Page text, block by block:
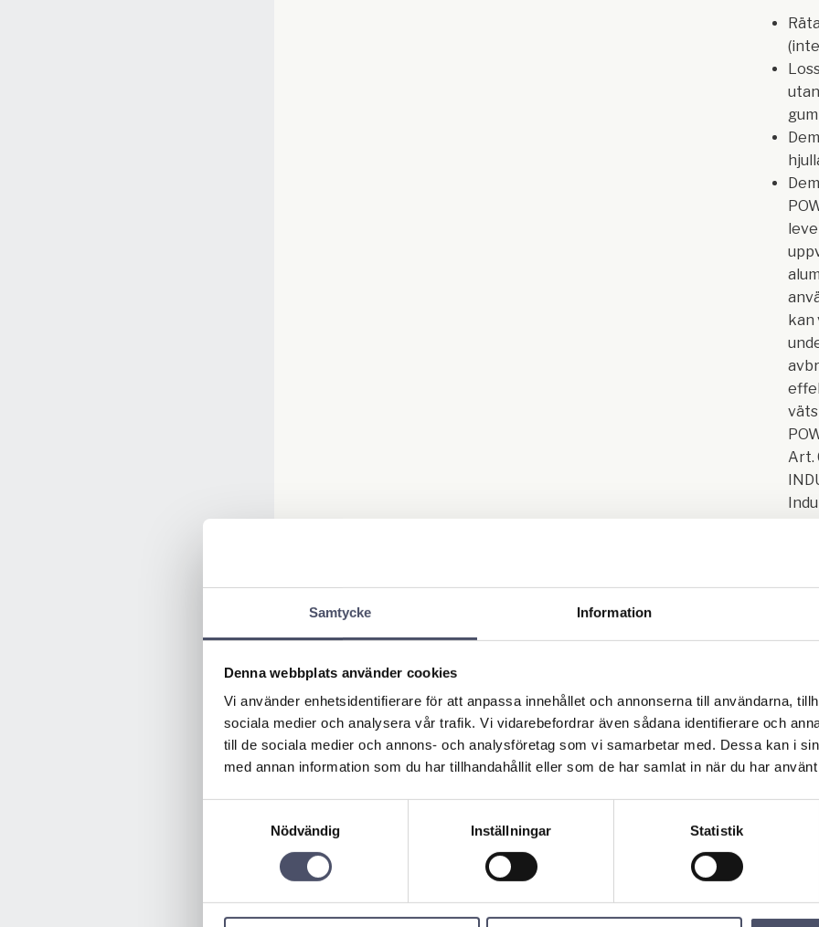
Samtycke Information
Denna webbplats använder cookies
Vi använder enhetsidentifierare för att anpassa innehållet och annonserna till användarna,
sociala medier och analysera vår trafik. Vi vidarebefordrar även sådana identifierare och
till de sociala medier och annons- och analysföretag som vi samarbetar med. Dessa kan i
med annan information som du har tillhandahållit eller som de har samlat in när du har
Nödvändig
Inställningar Statistik
kan
Art.
cm
60
upp